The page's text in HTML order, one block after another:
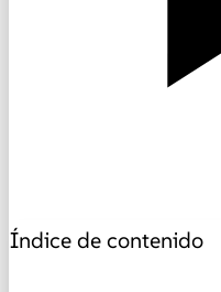
Índice de contenido